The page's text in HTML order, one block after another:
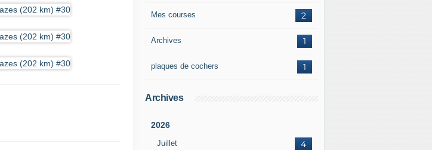
2
Mes courses
1
Archives
1
plaques de cochers
Archives
2026
Juillet 4